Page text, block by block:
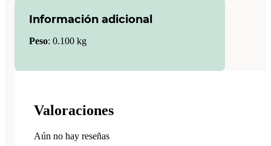
Información adicional
Peso: 0.100 kg
Valoraciones
Aún no hay reseñas